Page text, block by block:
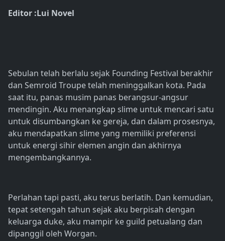
Editor :Lui Novel
Sebulan telah berlalu sejak Founding Festival berakhir
dan Semroid Troupe telah meninggalkan kota. Pada
saat itu, panas musim panas berangsur-angsur
mendingin. Aku menangkap slime untuk mencari satu
untuk disumbangkan ke gereja, dan dalam prosesnya,
aku mendapatkan slime yang memiliki preferensi
untuk energi sihir elemen angin dan akhirnya
mengembangkannya.
Perlahan tapi pasti, aku terus berlatih. Dan kemudian,
tepat setengah tahun sejak aku berpisah dengan
keluarga duke, aku mampir ke guild petualang dan
dipanggil oleh Worgan.